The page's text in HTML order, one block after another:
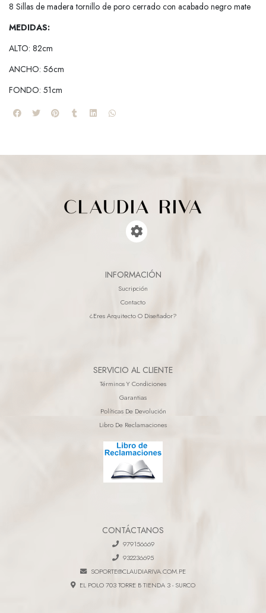
8 Sillas de madera tornillo de poro cerrado con acabado negro mate
MEDIDAS:
ALTO: 82cm
ANCHO: 56cm
FONDO: 51cm
INFORMACIÓN
Sucripción
Contacto
¿eres Arquitecto O Diseñador?
SERVICIO AL CLIENTE
Términos Y Condiciones
Garantias
Políticas De Devolución
Libro De Reclamaciones
CONTÁCTANOS
979156669
932236695
SOPORTE@CLAUDIARIVA.COM.PE
EL POLO 703 TORRE B TIENDA 3 - SURCO